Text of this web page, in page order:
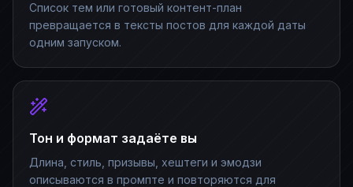
Список тем или готовый контент-план
превращается в тексты постов для каждой даты
одним запуском.
Тон и формат задаёте вы
Длина, стиль, призывы, хештеги и эмодзи
описываются в промпте и повторяются для